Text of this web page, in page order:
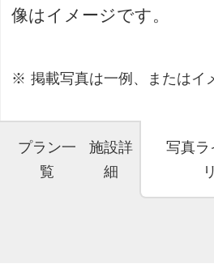
像はイメージです。
掲載写真は一例、またはイ
プラン一
覧
施設詳
細
写真ラ
リ